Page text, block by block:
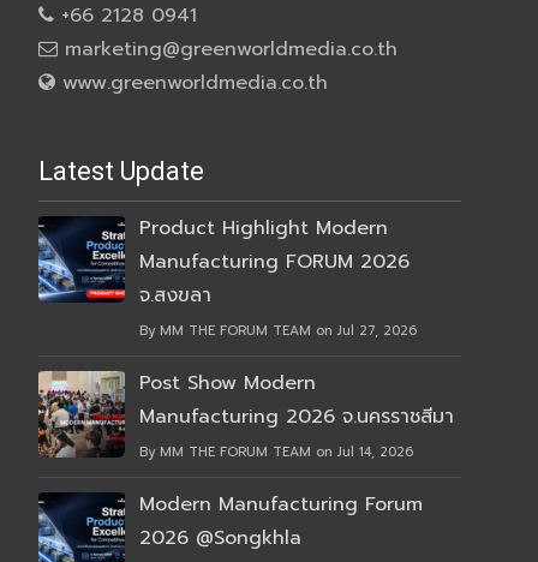
+66 2128 0941
marketing@greenworldmedia.co.th
www.greenworldmedia.co.th
Latest Update
Product Highlight Modern
Manufacturing FORUM 2026
จ.สงขลา
By MM THE FORUM TEAM on Jul 27, 2026
Post Show Modern
Manufacturing 2026 จ.นครราชสีมา
By MM THE FORUM TEAM on Jul 14, 2026
Modern Manufacturing Forum
2026 @Songkhla